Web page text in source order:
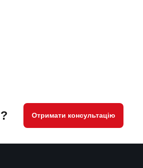
Отримати консультацію